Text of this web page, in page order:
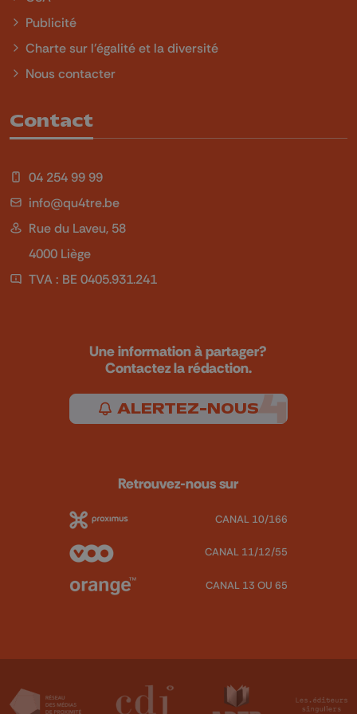
Publicité
Charte sur l'égalité et la diversité
Nous contacter
Contact
04 254 99 99
info@qu4tre.be
Rue du Laveu, 58
4000 Liège
TVA : BE 0405.931.241
Une information à partager?
Contactez la rédaction.
ALERTEZ-NOUS
Retrouvez-nous sur
CANAL 10/166
CANAL 11/12/55
CANAL 13 OU 65